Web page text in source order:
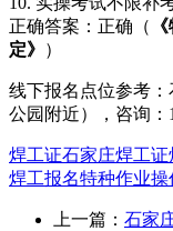
正确答案：正确（
定》 ）
线下报名点位参考
公园附近），咨询：
焊工证石家庄焊工证
焊工报名特种作业操
上一篇： 石家